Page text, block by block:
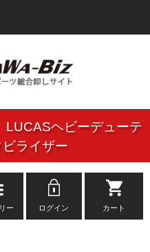
LUCASヘビーデューテ
ライザー
ー ログイン カート